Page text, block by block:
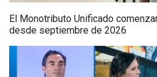
El Monotributo Unificado
desde septiembre de 2026